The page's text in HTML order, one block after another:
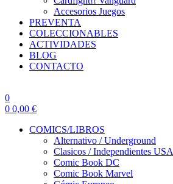
Accesorios Juegos
PREVENTA
COLECCIONABLES
ACTIVIDADES
BLOG
CONTACTO
0
0 0,00 €
COMICS/LIBROS
Alternativo / Underground
Clasicos / Independientes USA
Comic Book DC
Comic Book Marvel